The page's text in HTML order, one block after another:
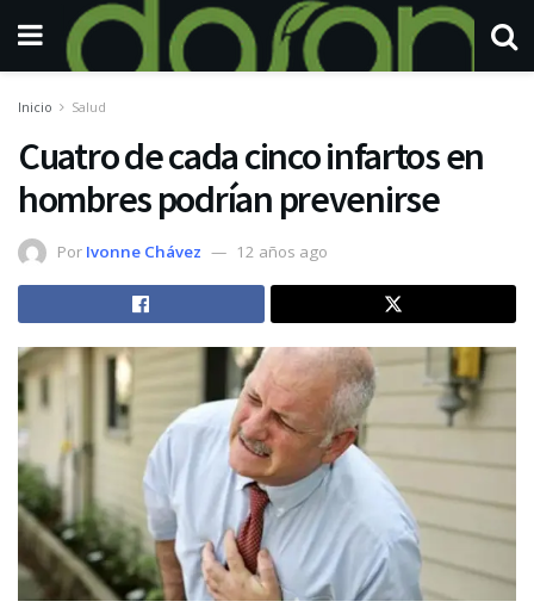
Inicio Salud
Cuatro de cada cinco infartos en
hombres podrían prevenirse
Por Ivonne Chávez 12 años ago